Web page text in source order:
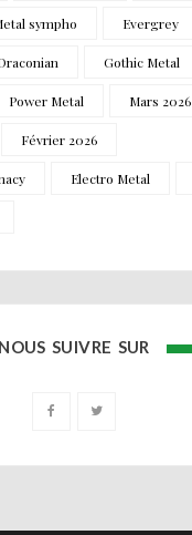
sympho Evergrey
Gothic Metal
Power Metal Mars 2026
Février 2026
Electro Metal
NOUS SUIVRE SUR